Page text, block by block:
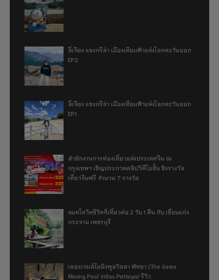
ลี่เจียง แชงกรีล่า เมืองเทียมฟ้าแห่งโลกตะวันออก
EP2
ลี่เจียง แชงกรีล่า เมืองเทียมฟ้าแห่งโลกตะวันออก
EP1
สำนักงานการท่องเที่ยวแห่งประเทศจีน ณ
กรุงเทพฯ เชิญประกวดคลิปวิดีโอสั้น ชิงรางวัล
เที่ยวจีนฟรี จำนวน 7 รางวัล
หมดโควิดชีวิตก็เที่ยวต่อ 2 วัน 1 คืน กับ เขื่อนแก่ง
กระจาน เพชรบุรี
เดอะเจมส์ไมนิงพูลวิลลา พัทยา (The Gems
Mining Pool Villas Pattaya) รีวิว